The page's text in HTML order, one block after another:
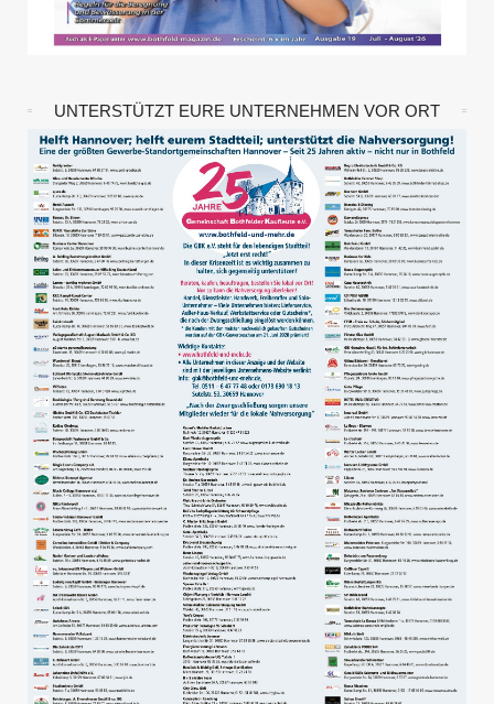
UNTERSTÜTZT EURE UNTERNEHMEN VOR ORT